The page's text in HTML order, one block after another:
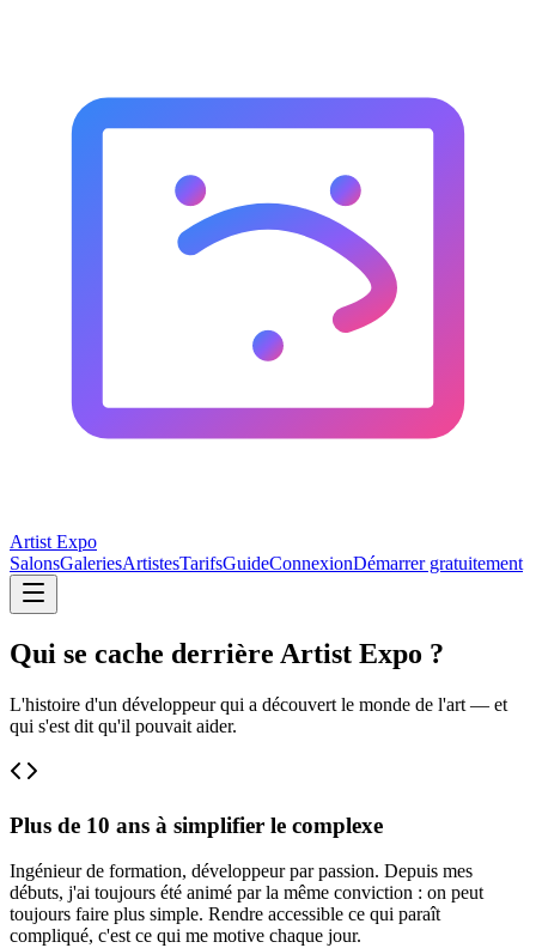
Artist Expo
SalonsGaleriesArtistesTarifsGuideConnexionDémarrer gratuitement
Qui se cache derrière Artist Expo ?
L'histoire d'un développeur qui a découvert le monde de l'art — et
qui s'est dit qu'il pouvait aider.
Plus de 10 ans à simplifier le complexe
Ingénieur de formation, développeur par passion. Depuis mes
débuts, j'ai toujours été animé par la même conviction : on peut
toujours faire plus simple. Rendre accessible ce qui paraît
compliqué, c'est ce qui me motive chaque jour.